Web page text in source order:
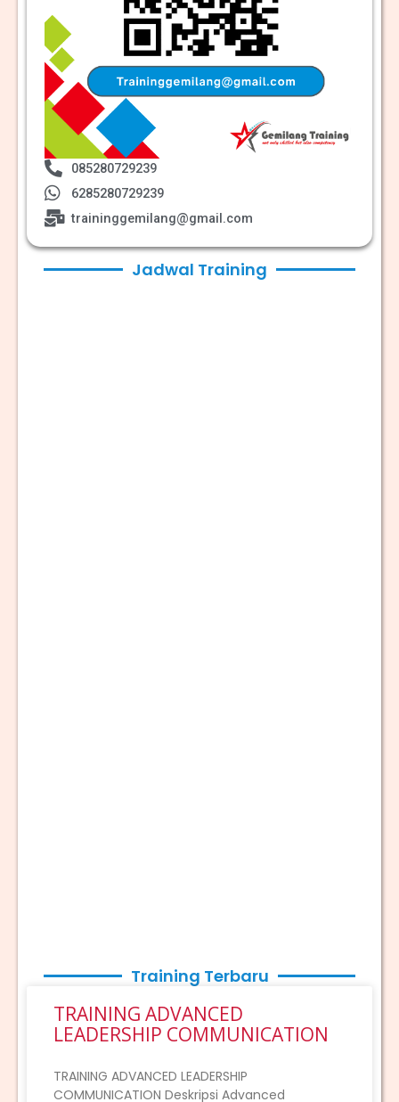
085280729239
6285280729239
traininggemilang@gmail.com
Jadwal Training
Training Terbaru
TRAINING ADVANCED
LEADERSHIP COMMUNICATION
TRAINING ADVANCED LEADERSHIP
COMMUNICATION Deskripsi Advanced